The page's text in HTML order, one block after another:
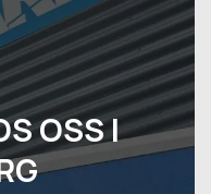
OSS I